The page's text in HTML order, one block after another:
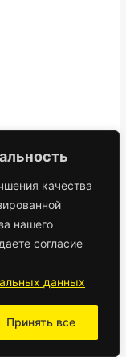
качества
нашего
согласие
данных
Принять все